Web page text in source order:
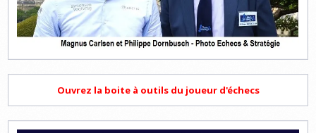
Ouvrez la boite à outils du joueur d'échecs